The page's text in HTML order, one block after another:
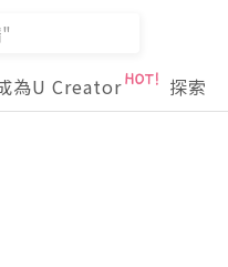
為U Creator 探索